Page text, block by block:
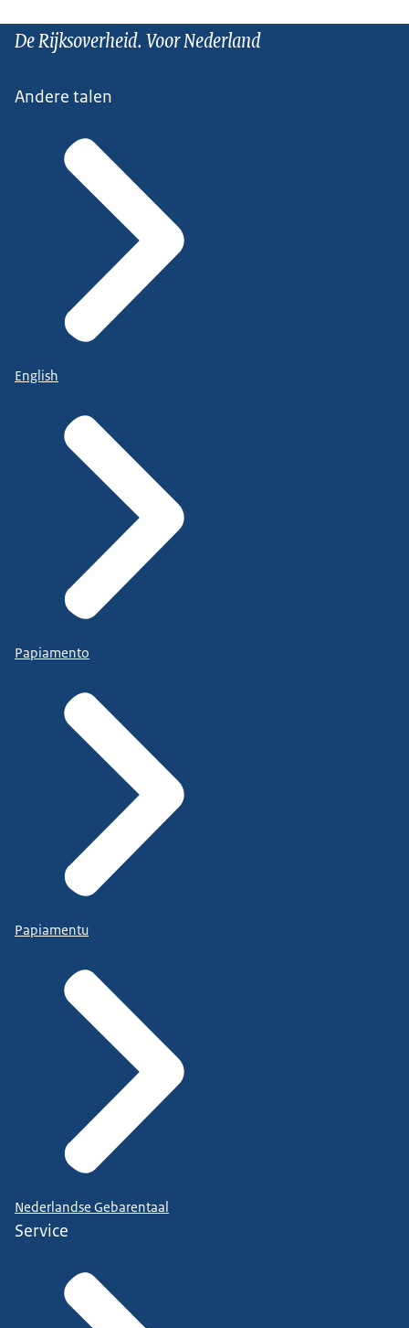
De Rijksoverheid. Voor Nederland
Andere talen
English
Papiamento
Papiamentu
Nederlandse Gebarentaal
Service